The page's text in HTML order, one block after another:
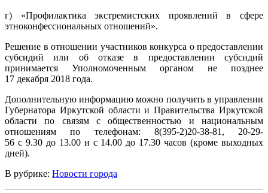
г) «Профилактика экстремистских проявлений в сфере
этноконфессиональных отношений».
Решение в отношении участников конкурса о предоставлении
субсидий или об отказе в предоставлении субсидий
принимается Уполномоченным органом не позднее
17 декабря 2018 года.
Дополнительную информацию можно получить в управлении
Губернатора Иркутской области и Правительства Иркутской
области по связям с общественностью и национальным
отношениям по телефонам: 8(395-2)20-38-81, 20-29-
56 с 9.30 до 13.00 и с 14.00 до 17.30 часов (кроме выходных
дней).
В рубрике: Новости города